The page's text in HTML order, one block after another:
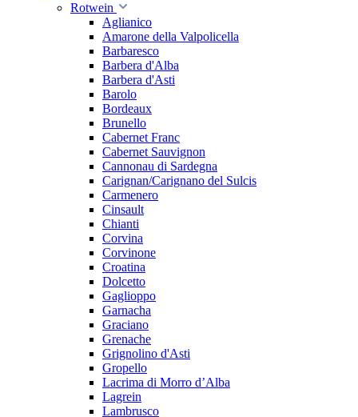
Rotwein
Aglianico
Amarone della Valpolicella
Barbaresco
Barbera d'Alba
Barbera d'Asti
Barolo
Bordeaux
Brunello
Cabernet Franc
Cabernet Sauvignon
Cannonau di Sardegna
Carignan/Carignano del Sulcis
Carmenero
Cinsault
Chianti
Corvina
Corvinone
Croatina
Dolcetto
Gaglioppo
Garnacha
Graciano
Grenache
Grignolino d'Asti
Gropello
Lacrima di Morro d’Alba
Lagrein
Lambrusco